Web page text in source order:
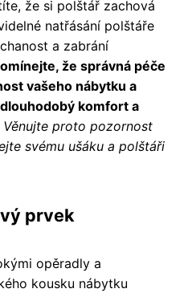
že si polštář zachová
natřásání polštáře
a zabrání
že správná péče
vašeho nábytku a
komfort a
Věnujte proto pozornost
svému ušáku a polštáři
prvek
opěradly a
kousku nábytku